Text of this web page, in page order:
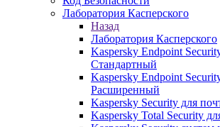
Лаборатория Касперского
Назад
Лаборатория Касперского
Kaspersky Endpoint
Стандартный
Kaspersky Endpoint
Расширенный
Kaspersky Security для
Kaspersky Total Security